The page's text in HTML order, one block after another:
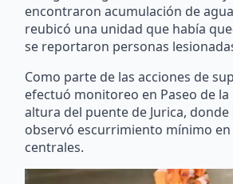
encontraron acumulación de
reubicó una unidad que había
se reportaron personas
Como parte de las acciones de
efectuó monitoreo en Paseo de la
altura del puente de Jurica,
observó escurrimiento mínimo
centrales.